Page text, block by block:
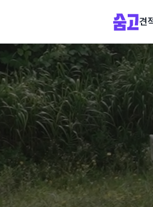
견